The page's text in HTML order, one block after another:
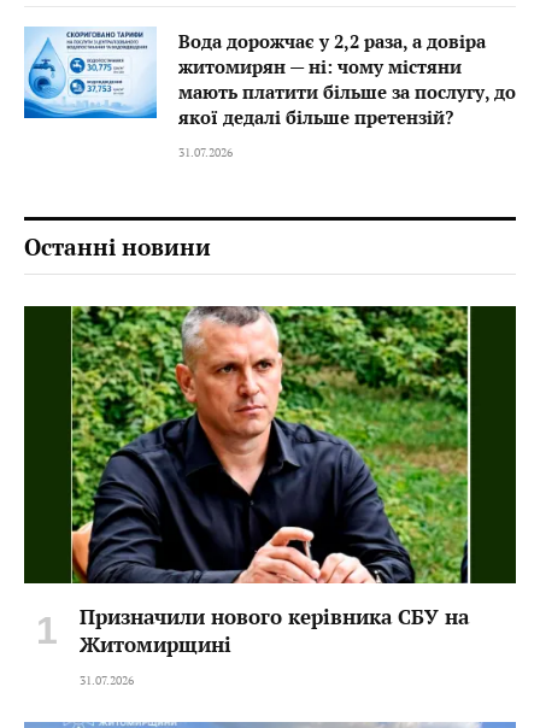
Вода дорожчає у 2,2 раза, а довіра
житомирян — ні: чому містяни
мають платити більше за послугу, до
якої дедалі більше претензій?
31.07.2026
Останні новини
Призначили нового керівника СБУ на
Житомирщині
31.07.2026